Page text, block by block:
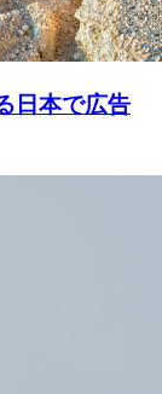
日本で広告